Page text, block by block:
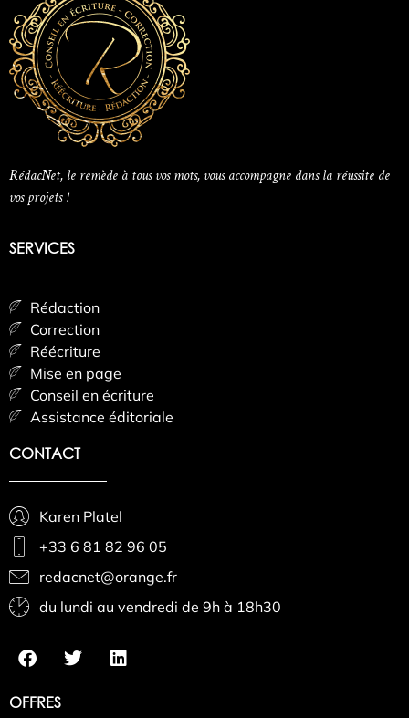
RédacNet, le remède à tous vos mots, vous accompagne dans la réussite de
vos projets !
SERVICES
Rédaction
Correction
Réécriture
Mise en page
Conseil en écriture
Assistance éditoriale
CONTACT
Karen Platel
+33 6 81 82 96 05
redacnet@orange.fr
du lundi au vendredi de 9h à 18h30
OFFRES